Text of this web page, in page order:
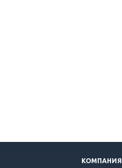
КОМПАНИЯ